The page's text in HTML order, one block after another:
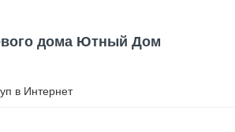
дома Ютный Дом
в Интернет